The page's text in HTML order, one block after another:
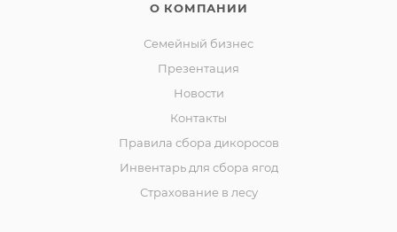
О КОМПАНИИ
Семейный бизнес
Презентация
Новости
Контакты
Правила сбора дикоросов
Инвентарь для сбора ягод
Страхование в лесу